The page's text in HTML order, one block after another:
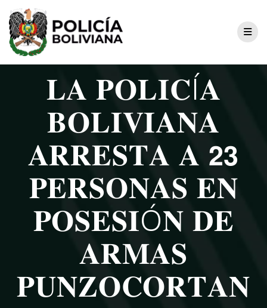
𝐋𝐀 𝐏𝐎𝐋𝐈𝐂Í𝐀
𝐁𝐎𝐋𝐈𝐕𝐈𝐀𝐍𝐀
𝐀𝐑𝐑𝐄𝐒𝐓𝐀 𝐀 𝟮𝟯
𝐏𝐄𝐑𝐒𝐎𝐍𝐀𝐒 𝐄𝐍
𝐏𝐎𝐒𝐄𝐒𝐈Ó𝐍 𝐃𝐄
𝐀𝐑𝐌𝐀𝐒
𝐏𝐔𝐍𝐙𝐎𝐂𝐎𝐑𝐓𝐀𝐍